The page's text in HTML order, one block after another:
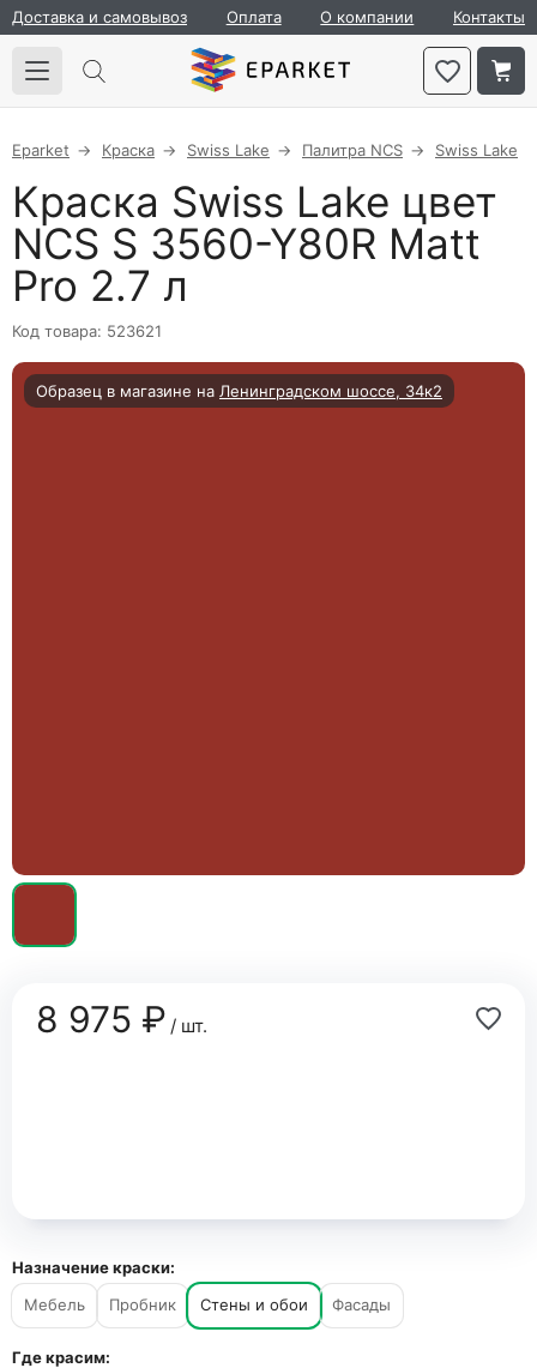
Доставка и самовывоз Оплата О компании Контакты
Eparket Краска Swiss Lake Палитра NCS Swiss Lake
Краска Swiss Lake цвет
NCS S 3560-Y80R Matt
Pro 2.7 л
Код товара: 523621
Образец в магазине на Ленинградском шоссе, 34к2
8 975 ₽/ шт.
Назначение краски:
Мебель
Пробник Стены и обои Фасады
Где красим: